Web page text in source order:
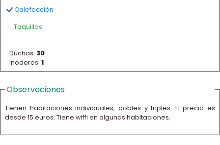
Calefacción
Taquillas
Duchas: 30
Inodoros: 1
Observaciones
Tienen habitaciones individuales, dobles y triples. El precio es
desde 15 euros. Tiene wiffi en algunas habitaciones.